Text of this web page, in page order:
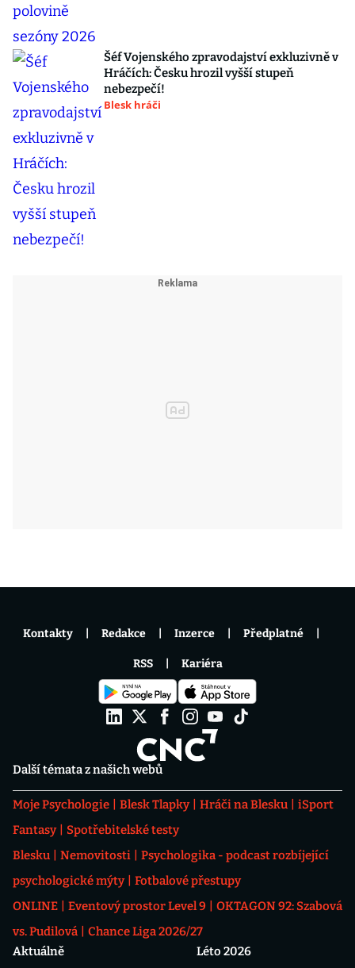
Šéf Vojenského zpravodajství exkluzivně v
Hráčích: Česku hrozil vyšší stupeň
nebezpečí!
Blesk hráči
Další témata z našich webů
Moje Psychologie Blesk Tlapky Hráči na Blesku
iSport
Fantasy
Spotřebitelské testy
Blesku
Nemovitosti
Psychologika - podcast rozbíjející
psychologické mýty
Fotbalové přestupy
ONLINE
Eventový prostor Level 9
OKTAGON 92: Szabová
vs. Pudilová
Chance Liga 2026/27
Aktuálně
Léto 2026
Kontakty Redakce Inzerce Předplatné
RSS Kariéra